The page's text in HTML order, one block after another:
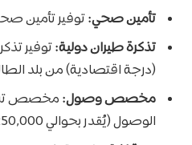
تأمين صحي:توفير تأمين
تذكرة طيران دولية:توفير
(درجة اقتصادية) من بلد
مخصص وصول: مخصص
الوصول (يُقدر بحوالي 1,250,000 روبية إندونيسية).